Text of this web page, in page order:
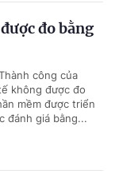
đo bằng
công của
không được đo
mềm được triển
đánh giá bằng...